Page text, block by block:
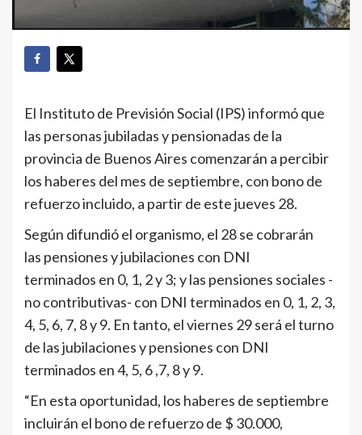
El Instituto de Previsión Social (IPS) informó que
las personas jubiladas y pensionadas de la
provincia de Buenos Aires comenzarán a percibir
los haberes del mes de septiembre, con bono de
refuerzo incluido, a partir de este jueves 28.
Según difundió el organismo, el 28 se cobrarán
las pensiones y jubilaciones con DNI
terminados en 0, 1, 2 y 3; y las pensiones sociales -
no contributivas- con DNI terminados en 0, 1, 2, 3,
4, 5, 6, 7, 8 y 9. En tanto, el viernes 29 será el turno
de las jubilaciones y pensiones con DNI
terminados en 4, 5, 6 ,7, 8 y 9.
“En esta oportunidad, los haberes de septiembre
incluirán el bono de refuerzo de $ 30.000,